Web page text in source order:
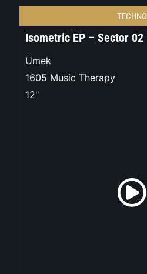
TECHNO
Isometric EP – Sector 02
Umek
1605 Music Therapy
12"